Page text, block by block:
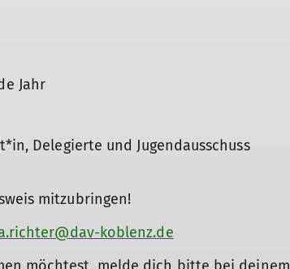
Jahr
Delegierte und Jugendausschuss
mitzubringen!
koblenz.de